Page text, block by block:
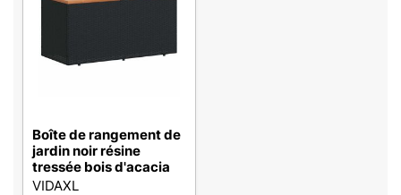
Boîte de rangement de
jardin noir résine
tressée bois d'acacia
VIDAXL